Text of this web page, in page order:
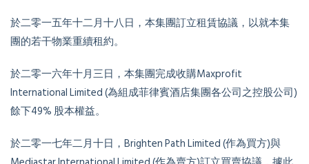
於二零一五年十二月十八日，本集團訂立租賃協議，以就本集
團的若干物業重續租約。
於二零一六年十月三日，本集團完成收購Maxprofit
International Limited (為組成菲律賓酒店集團各公司之控股公司)
餘下49% 股本權益。
於二零一七年二月十日，Brighten Path Limited (作為買方)與